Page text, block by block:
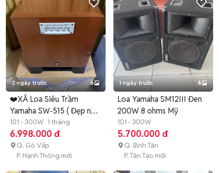
2 ngày trước 6
❤️XÃ Loa Siêu Trầm
Yamaha SW-515 ( Đẹp như
Mới)
101 - 300W 1 tháng
6.998.000 đ
Q. Gò Vấp
P. Hạnh Thông mới
1 ngày trước 6
Loa Yamaha SM12III Đen
200W 8 ohms Mỹ
101 - 300W
5.700.000 đ
Q. Bình Tân
P. Tân Tạo mới